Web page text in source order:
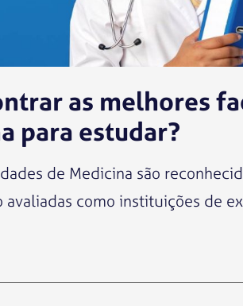
as melhores
para estudar?
de Medicina são
avaliadas como instituições de